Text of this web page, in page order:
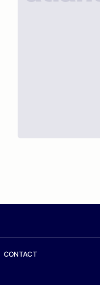
CONTACT